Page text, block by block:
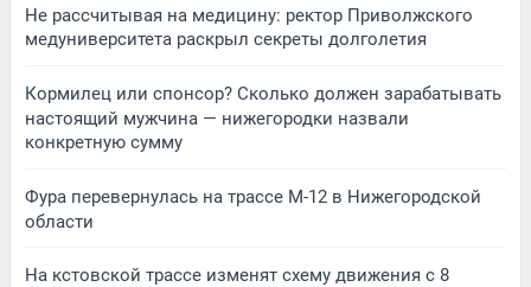
Не рассчитывая на медицину: ректор Приволжского
медуниверситета раскрыл секреты долголетия
Кормилец или спонсор? Сколько должен зарабатывать
настоящий мужчина — нижегородки назвали
конкретную сумму
Фура перевернулась на трассе М-12 в Нижегородской
области
На кстовской трассе изменят схему движения с 8